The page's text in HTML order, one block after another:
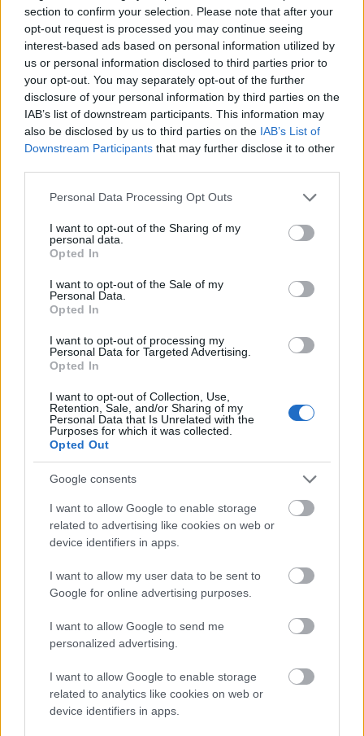
section to confirm your selection. Please note that after your
opt-out request is processed you may continue seeing
interest-based ads based on personal information utilized by
us or personal information disclosed to third parties prior to
your opt-out. You may separately opt-out of the further
disclosure of your personal information by third parties on the
IAB’s list of downstream participants. This information may
also be disclosed by us to third parties on the IAB’s List of
Downstream Participants that may further disclose it to other
Please note that this website/app uses one or more Google
not limited to your visit or usage behaviour. You may click to
grant or deny consent to Google and its third-party tags to
use your data for below specified purposes in below Google
consent section.
Personal Data Processing Opt Outs
I want to opt-out of the Sharing of my
personal data.
Opted In
I want to opt-out of the Sale of my
Personal Data.
Opted In
I want to opt-out of processing my
Personal Data for Targeted Advertising.
Opted In
I want to opt-out of Collection, Use,
Retention, Sale, and/or Sharing of my
Personal Data that Is Unrelated with the
Purposes for which it was collected.
Opted Out
Google consents
I want to allow Google to enable storage
related to advertising like cookies on web or
device identifiers in apps.
I want to allow my user data to be sent to
Google for online advertising purposes.
I want to allow Google to send me
personalized advertising.
I want to allow Google to enable storage
related to analytics like cookies on web or
device identifiers in apps.
rennene blir like viktige for meg.
Med gode resultater i NM, håper jeg på en god
fortsettelse. Nye verdenscuprenn i sprint i februar,
der jeg vil være med.
Jeg går en spennende tid i møte.
Meld deg på vårt nyhetsbrev
MEST LEST
Vrake
verde
ter –
disse
skal
OL-
sprint
09.0
2.20
2 Går
strake
OL-
gull –
går
OL-
ila for
Norge
LANGRE
NN
ALLROU
19.0
2.20
Disse
ila for
Norge
LANGRE
NN
ALLROU
19.0
armen
e hans
fter:
De er
LANGRE
NN
LANGRE